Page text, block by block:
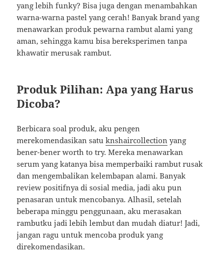
yang lebih funky? Bisa juga dengan menambahkan
warna-warna pastel yang cerah! Banyak brand yang
menawarkan produk pewarna rambut alami yang
aman, sehingga kamu bisa bereksperimen tanpa
khawatir merusak rambut.
Produk Pilihan: Apa yang Harus
Dicoba?
Berbicara soal produk, aku pengen
merekomendasikan satuknshaircollection yang
bener-bener worth to try. Mereka menawarkan
serum yang katanya bisa memperbaiki rambut rusak
dan mengembalikan kelembapan alami. Banyak
review positifnya di sosial media, jadi aku pun
penasaran untuk mencobanya. Alhasil, setelah
beberapa minggu penggunaan, aku merasakan
rambutku jadi lebih lembut dan mudah diatur! Jadi,
jangan ragu untuk mencoba produk yang
direkomendasikan.